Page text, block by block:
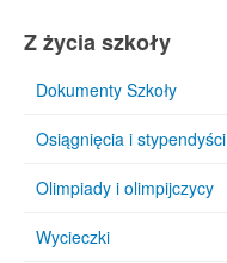
Z życia szkoły
Dokumenty Szkoły
Osiągnięcia i stypendyści
Olimpiady i olimpijczycy
Wycieczki